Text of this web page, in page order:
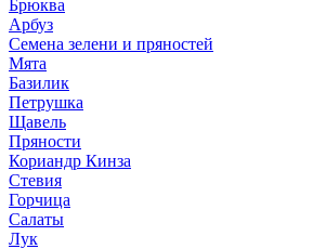
Брюква
Арбуз
Семена зелени и пряностей
Мята
Базилик
Петрушка
Щавель
Пряности
Кориандр Кинза
Стевия
Горчица
Салаты
Лук